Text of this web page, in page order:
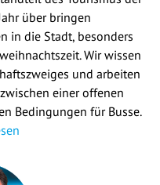
über bringen
in die Stadt, besonders
Wir wissen
und arbeiten
einer offenen
Bedingungen für Busse.